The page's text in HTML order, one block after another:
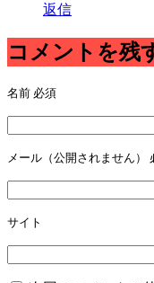
返信
コメントを残
名前 必須
メール（公開されません）
サイト